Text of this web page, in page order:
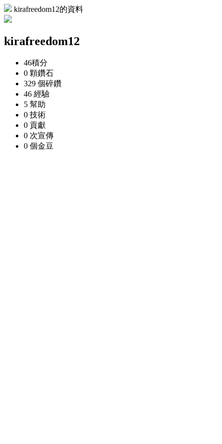
kirafreedom12的資料
kirafreedom12
46積分
0 顆鑽石
329 個碎鑽
46 經驗
5 幫助
0 技術
0 貢獻
0 次宣傳
0 個金豆